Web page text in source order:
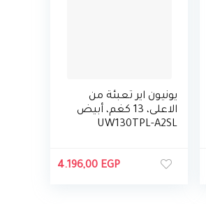
يونيون اير تعبئة من
الاعلى، 13 كغم، أبيض
UW130TPL-A2SL
4.196,00 EGP